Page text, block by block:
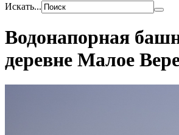
Искать...
Водонапорная
деревне Малое